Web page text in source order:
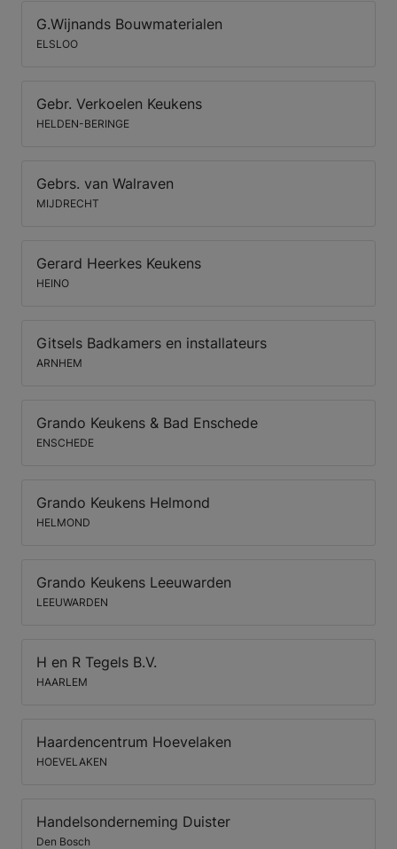
G.Wijnands Bouwmaterialen
ELSLOO
Gebr. Verkoelen Keukens
HELDEN-BERINGE
Gebrs. van Walraven
MIJDRECHT
Gerard Heerkes Keukens
HEINO
Gitsels Badkamers en installateurs
ARNHEM
Grando Keukens & Bad Enschede
ENSCHEDE
Grando Keukens Helmond
HELMOND
Grando Keukens Leeuwarden
LEEUWARDEN
H en R Tegels B.V.
HAARLEM
Haardencentrum Hoevelaken
HOEVELAKEN
Handelsonderneming Duister
Den Bosch